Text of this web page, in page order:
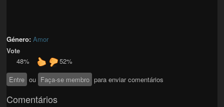
Género:Amor
Vote
48%
52%
Entre ou Faça-se membro para enviar comentários
Comentários